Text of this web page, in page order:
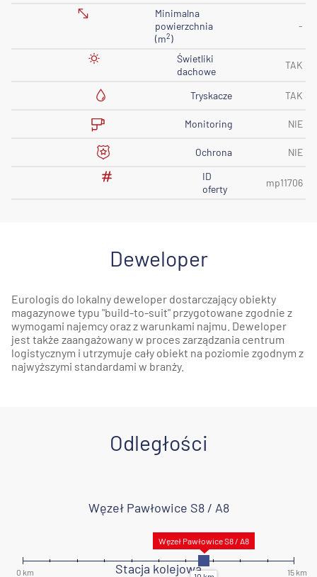
Minimalna
powierzchnia
(m2)
-
Świetliki
dachowe
TAK
Tryskacze TAK
Monitoring NIE
Ochrona
NIE
ID
oferty
mp11706
Deweloper
Eurologis do lokalny deweloper dostarczający obiekty
magazynowe typu "build-to-suit" przygotowane zgodnie z
wymogami najemcy oraz z warunkami najmu. Deweloper
jest także zaangażowany w proces zarządzania centrum
logistycznym i utrzymuje cały obiekt na poziomie zgodnym z
najwyższymi standardami w branży.
Odległości
Węzeł Pawłowice S8 / A8
Stacja kolejowa